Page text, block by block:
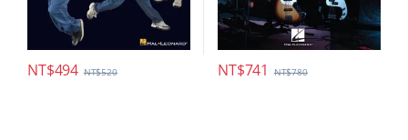
NT$494 NT$520 NT$741 NT$780